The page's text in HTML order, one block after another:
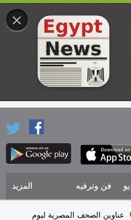
فن وترفيه المزيد
عناوين الصحف المصرية ليوم
×